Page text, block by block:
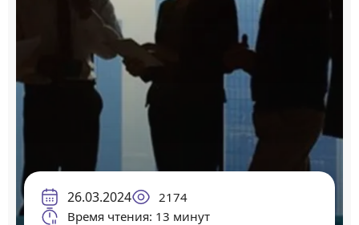
26.03.2024
2174
Время чтения: 13 минут